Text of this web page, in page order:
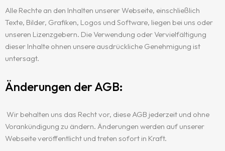
Heim
VERWALTUNG
IMMOBILIENMAKLER
Kontakt
Alle Rechte an den Inhalten unserer Webseite, einschließlich
Texte, Bilder, Grafiken, Logos und Software, liegen bei uns oder
unseren Lizenzgebern. Die Verwendung oder Vervielfältigung
dieser Inhalte ohnen unsere ausdrückliche Genehmigung ist
untersagt.
Änderungen der AGB:
Wir behalten uns das Recht vor, diese AGB jederzeit und ohne
Vorankündigung zu ändern. Änderungen werden auf unserer
Webseite veröffentlicht und treten sofort in Kraft.